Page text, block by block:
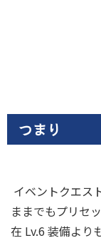
つまり
イベントクエス
ままでもプリセ
在 Lv.6 装備より